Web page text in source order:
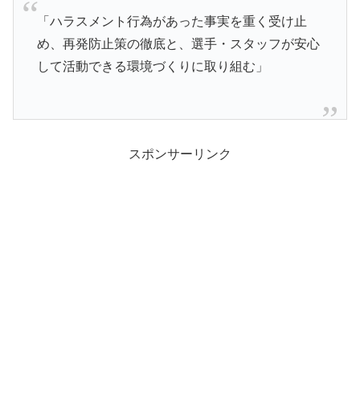
「ハラスメント行為があった事実を重く受け止
め、再発防止策の徹底と、選手・スタッフが安心
して活動できる環境づくりに取り組む」
スポンサーリンク